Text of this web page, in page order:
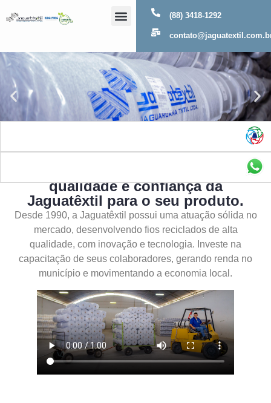
(88) 3418-1292
qualidade e confiança da
Jaguatêxtil para o seu produto.
Desde 1990, a Jaguatêxtil possui uma atuação sólida no
mercado, desenvolvendo fios reciclados de alta
qualidade, com inovação e tecnologia. Investe na
capacitação de seus colaboradores, gerando renda no
município e movimentando a economia local.